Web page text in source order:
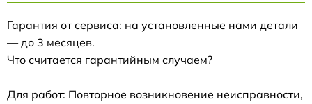
Гарантия от сервиса: на установленные нами детали
— до 3 месяцев.
Что считается гарантийным случаем?
Для работ: Повторное возникновение неисправности,